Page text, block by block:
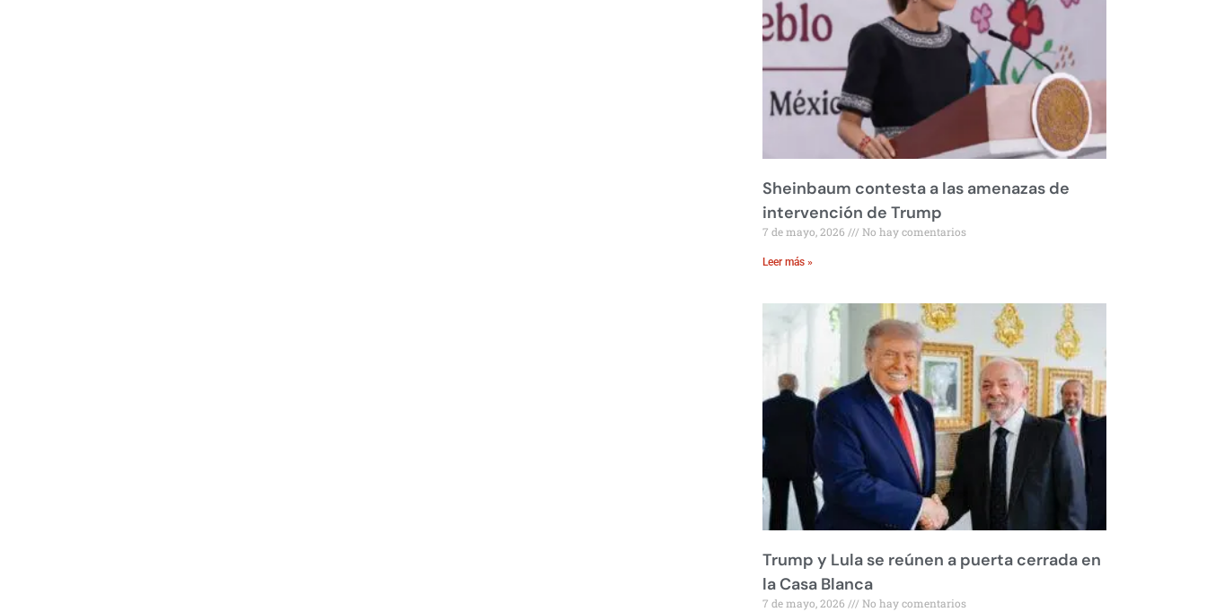
Sheinbaum contesta a las amenazas de
intervención de Trump
7 de mayo, 2026 No hay comentarios
Leer más »
Trump y Lula se reúnen a puerta cerrada en
la Casa Blanca
7 de mayo, 2026 No hay comentarios